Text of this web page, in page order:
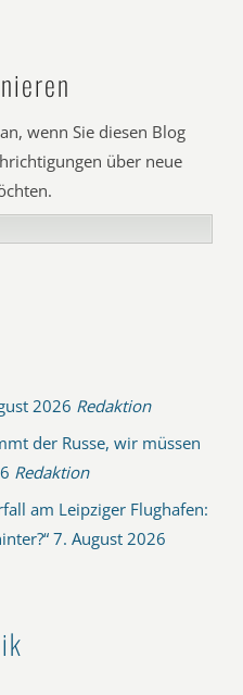
wenn Sie diesen Blog
über neue
2026 Redaktion
der Russe, wir müssen
Redaktion
am Leipziger Flughafen:
7. August 2026